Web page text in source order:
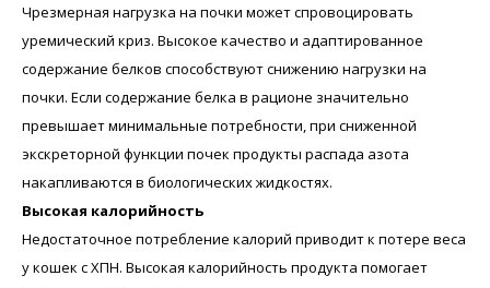
Чрезмерная нагрузка на почки может спровоцировать
уремический криз. Высокое качество и адаптированное
содержание белков способствуют снижению нагрузки на
почки. Если содержание белка в рационе значительно
превышает минимальные потребности, при сниженной
экскреторной функции почек продукты распада азота
накапливаются в биологических жидкостях.
Высокая калорийность
Недостаточное потребление калорий приводит к потере веса
у кошек с ХПН. Высокая калорийность продукта помогает